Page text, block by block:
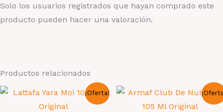
Solo los usuarios registrados que hayan comprado este
producto pueden hacer una valoración.
Productos relacionados
¡Oferta!